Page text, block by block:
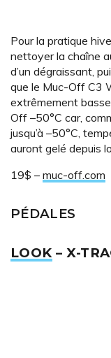
Pour la pratique
nettoyer la chaîne
d’un dégraissant,
que le Muc-Off C3
extrêmement
Off –50°C car,
jusqu’à –50°C,
auront gelé depuis
19$ – muc-off.com
PÉDALES
LOOK– X-